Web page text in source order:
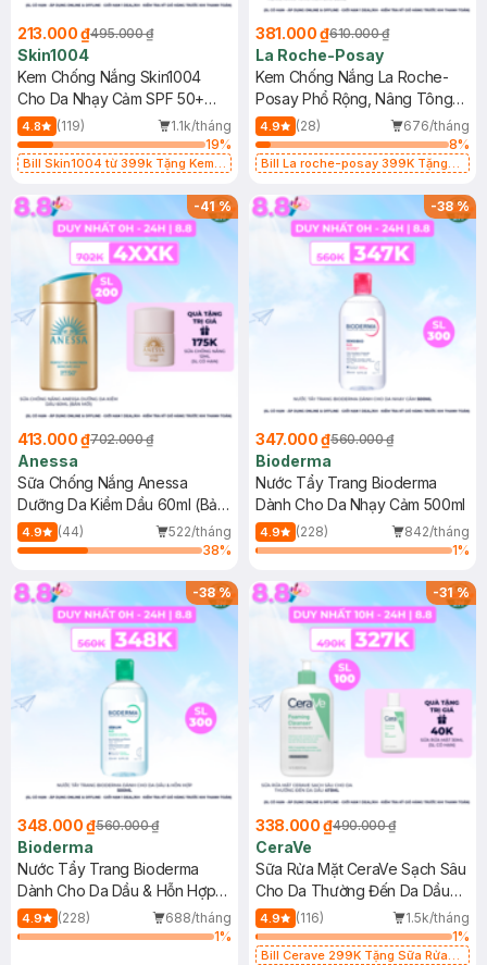
213.000 ₫495.000 ₫
Skin1004
Kem Chống Nắng Skin1004
Cho Da Nhạy Cảm SPF 50+
50ml
4.8 (119)
1.1k/tháng
19%
Bill Skin1004 từ 399k Tặng Kem
SPF 50+ 20ml (SL Có Hạn)
381.000 ₫610.000 ₫
La Roche-Posay
Kem Chống Nắng La Roche-
Posay Phổ Rộng, Nâng Tông
Kiềm Dầu 50ml
4.9 (28)
676/tháng
8%
Bill La roche-posay 399K Tặng
(SL có hạn)
-41%
413.000 ₫702.000 ₫
Anessa
Sữa Chống Nắng Anessa
Dưỡng Da Kiềm Dầu 60ml (Bản
Mới)
4.9 (44)
522/tháng
38%
-38%
347.000 ₫560.000 ₫
Bioderma
Nước Tẩy Trang Bioderma
Dành Cho Da Nhạy Cảm 500ml
4.9 (228)
842/tháng
1%
-38%
348.000 ₫560.000 ₫
Bioderma
Nước Tẩy Trang Bioderma
Dành Cho Da Dầu & Hỗn Hợp
500ml
4.9 (228)
688/tháng
1%
-31%
338.000 ₫490.000 ₫
CeraVe
Sữa Rửa Mặt CeraVe Sạch Sâu
Cho Da Thường Đến Da Dầu
473ml
4.9 (116)
1.5k/tháng
1%
Bill Cerave 299K Tặng Sữa Rửa